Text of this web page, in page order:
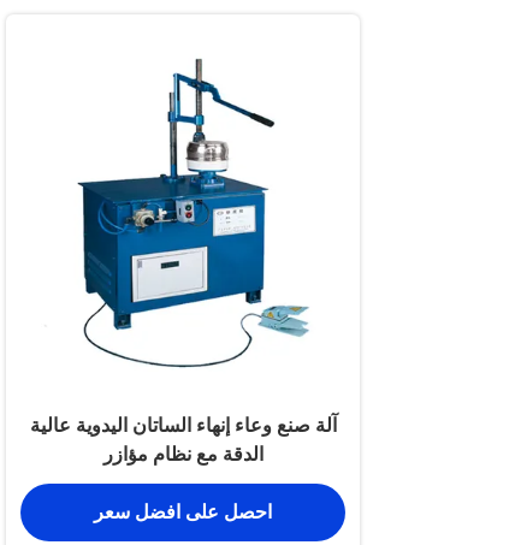
آلة صنع وعاء إنهاء الساتان اليدوية عالية
الدقة مع نظام مؤازر
احصل على افضل سعر